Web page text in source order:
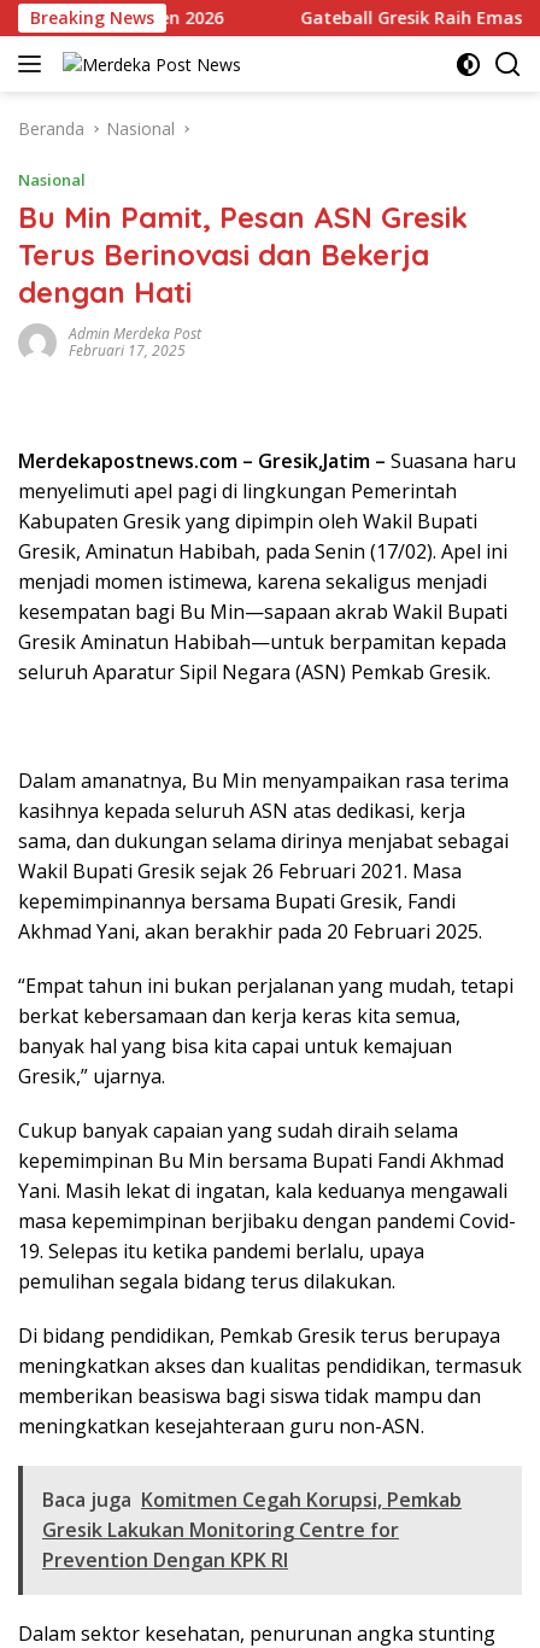
Langsung
ke
konten
Breaking News
Jatim Open 2026 Gateball Gresik Raih Emas di
Beranda Nasional
Nasional
Bu Min Pamit, Pesan ASN Gresik
Terus Berinovasi dan Bekerja
dengan Hati
Admin Merdeka Post
Februari 17, 2025
Merdekapostnews.com – Gresik,Jatim – Suasana haru
menyelimuti apel pagi di lingkungan Pemerintah
Kabupaten Gresik yang dipimpin oleh Wakil Bupati
Gresik, Aminatun Habibah, pada Senin (17/02). Apel ini
menjadi momen istimewa, karena sekaligus menjadi
kesempatan bagi Bu Min—sapaan akrab Wakil Bupati
Gresik Aminatun Habibah—untuk berpamitan kepada
seluruh Aparatur Sipil Negara (ASN) Pemkab Gresik.
Dalam amanatnya, Bu Min menyampaikan rasa terima
kasihnya kepada seluruh ASN atas dedikasi, kerja
sama, dan dukungan selama dirinya menjabat sebagai
Wakil Bupati Gresik sejak 26 Februari 2021. Masa
kepemimpinannya bersama Bupati Gresik, Fandi
Akhmad Yani, akan berakhir pada 20 Februari 2025.
“Empat tahun ini bukan perjalanan yang mudah, tetapi
berkat kebersamaan dan kerja keras kita semua,
banyak hal yang bisa kita capai untuk kemajuan
Gresik,” ujarnya.
Cukup banyak capaian yang sudah diraih selama
kepemimpinan Bu Min bersama Bupati Fandi Akhmad
Yani. Masih lekat di ingatan, kala keduanya mengawali
masa kepemimpinan berjibaku dengan pandemi Covid-
19. Selepas itu ketika pandemi berlalu, upaya
pemulihan segala bidang terus dilakukan.
Di bidang pendidikan, Pemkab Gresik terus berupaya
meningkatkan akses dan kualitas pendidikan, termasuk
memberikan beasiswa bagi siswa tidak mampu dan
meningkatkan kesejahteraan guru non-ASN.
Baca juga Komitmen Cegah Korupsi, Pemkab
Gresik Lakukan Monitoring Centre for
Prevention Dengan KPK RI
Dalam sektor kesehatan, penurunan angka stunting